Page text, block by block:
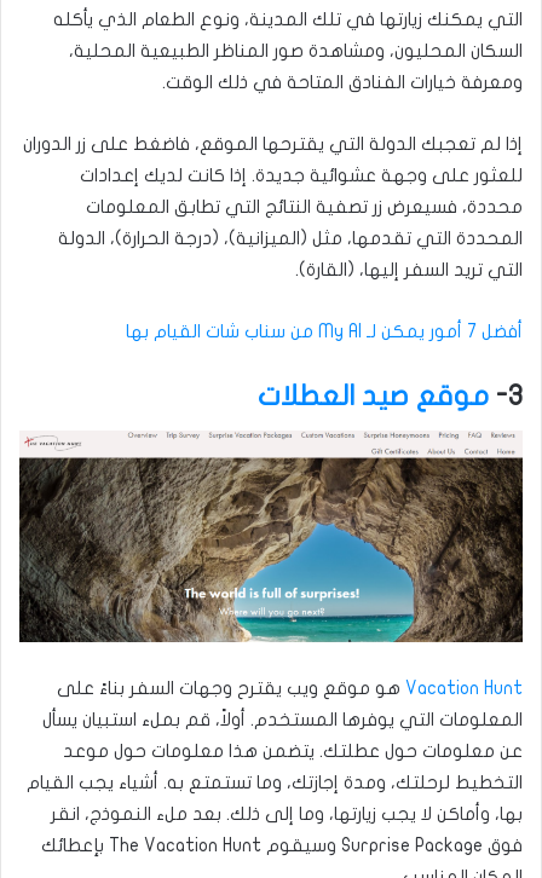
التي يمكنك زيارتها في تلك المدينة، ونوع الطعام الذي يأكله
السكان المحليون، ومشاهدة صور المناظر الطبيعية المحلية،
ومعرفة خيارات الفنادق المتاحة في ذلك الوقت.
إذا لم تعجبك الدولة التي يقترحها الموقع، فاضغط على زر الدوران
للعثور على وجهة عشوائية جديدة. إذا كانت لديك إعدادات
محددة، فسيعرض زر تصفية النتائج التي تطابق المعلومات
المحددة التي تقدمها، مثل (الميزانية)، (درجة الحرارة)، الدولة
التي تريد السفر إليها، (القارة).
أفضل 7 أمور يمكن لـ My AI من سناب شات القيام بها
3- موقع صيد العطلات
Vacation Hunt هو موقع ويب يقترح وجهات السفر بناءً على
المعلومات التي يوفرها المستخدم. أولاً، قم بملء استبيان يسأل
عن معلومات حول عطلتك. يتضمن هذا معلومات حول موعد
التخطيط لرحلتك، ومدة إجازتك، وما تستمتع به. أشياء يجب القيام
بها، وأماكن لا يجب زيارتها، وما إلى ذلك. بعد ملء النموذج، انقر
فوق Surprise Package وسيقوم The Vacation Hunt بإعطائك